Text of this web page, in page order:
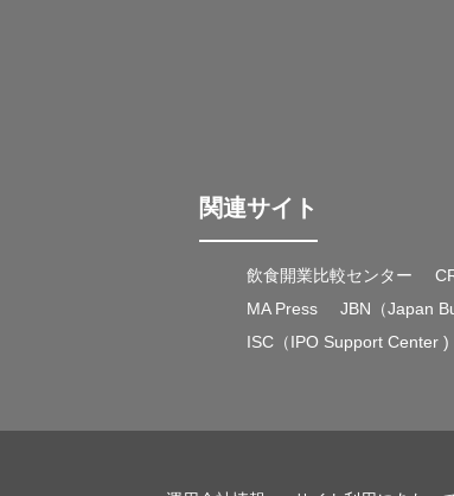
関連サイト
飲食開業比較センター
MA Press
JBN（Japan
ISC（IPO Support Center )